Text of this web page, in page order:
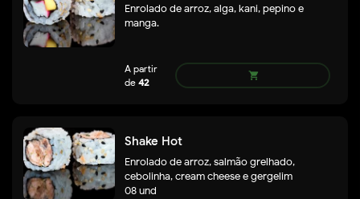
remove
Enrolado de arroz, alga, kani, pepino e
manga.
Shake Hot
Enrolado de arroz, salmão grelhado,
cebolinha, cream cheese e gergelim
08 und